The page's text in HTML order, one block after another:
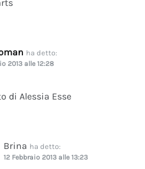
ha detto:
2013 alle 12:28
di Alessia Esse
Brina ha detto:
12 Febbraio 2013 alle 13:23